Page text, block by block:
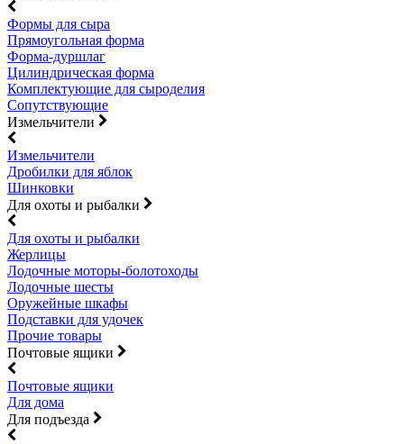
Формы для сыра
Прямоугольная форма
Форма-дуршлаг
Цилиндрическая форма
Комплектующие для сыроделия
Сопутствующие
Измельчители
Измельчители
Дробилки для яблок
Шинковки
Для охоты и рыбалки
Для охоты и рыбалки
Жерлицы
Лодочные моторы-болотоходы
Лодочные шесты
Оружейные шкафы
Подставки для удочек
Прочие товары
Почтовые ящики
Почтовые ящики
Для дома
Для подъезда